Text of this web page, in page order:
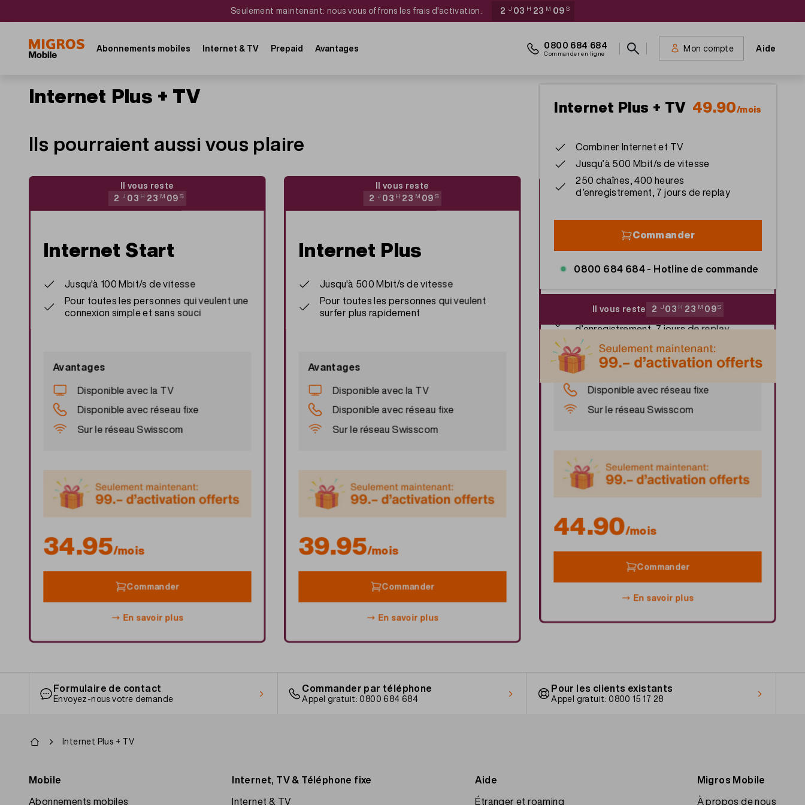
principal
Seulement maintenant: nous vous offrons les frais d'activation. 2 J 03 H 23 M 09 S
Main
navigation
Abonnements mobiles Internet & TV Prepaid Avantages 0800 684 684
Commander en ligne
Meta
navigation
Mon compte Aide
Internet Plus + TV Internet Plus + TV 49.90/mois
Combiner Internet et TV
Jusqu’à 500 Mbit/s de vitesse
250 chaînes, 400 heures
d’enregistrement, 7 jours de replay
Commander
0800 684 684 - Hotline de commande
Il vous reste 2 J 03 H 23 M 09S
Ils pourraient aussi vous plaire Tous les abonnements
Il vous reste
2 J 03 H 23 M 09 S
Internet Start
Jusqu'à 100 Mbit/s de vitesse
Pour toutes les personnes qui veulent une
connexion simple et sans souci
Avantages
Disponible avec la TV
Disponible avec réseau fixe
Sur le réseau Swisscom
34.95/mois
Commander
En savoir plus
Il vous reste
2 J 03 H 23 M 09 S
Internet Plus
Jusqu'à 500 Mbit/s de vitesse
Pour toutes les personnes qui veulent
surfer plus rapidement
Avantages
Disponible avec la TV
Disponible avec réseau fixe
Sur le réseau Swisscom
39.95/mois
Commander
En savoir plus
Il vous reste
2 J03H 23M 09S
Internet Start + TV
Jusqu’à 100 Mbit/s de vitesse
250 chaînes, 400 heures
d’enregistrement, 7 jours de replay
Avantages
Disponible avec réseau fixe
Sur le réseau Swisscom
44.90/mois
Commander
En savoir plus
Formulaire de contact
Envoyez-nous votre demande
Commander par téléphone
Appel gratuit: 0800 684 684
Pour les clients existants
Appel gratuit: 0800 15 17 28
Fil
Internet Plus + TV
Footer
Mobile
Abonnements mobiles
Internet, TV & Téléphone fixe
Internet & TV
Aide
Étranger et roaming
Migros Mobile
À propos de nous